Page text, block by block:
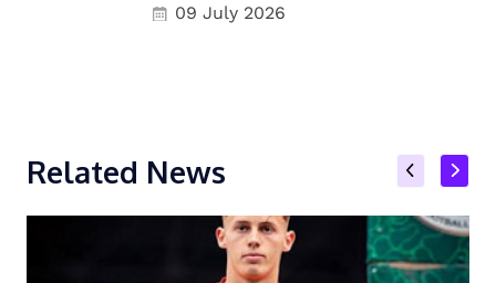
09 July 2026
Related News